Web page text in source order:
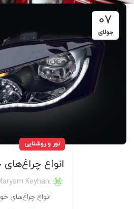
07
جولای
نور و روشنایی
انواع چراغ‌های
Keyhani
انواع چراغ‌های